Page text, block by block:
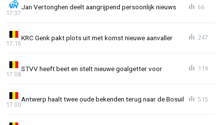
Jan Vertonghen deelt aangrijpend persoonlijk nieuws
17:37
66
KRC Genk pakt plots uit met komst nieuwe aanvaller
17:16
247
STVV heeft beet en stelt nieuwe goalgetter voor
17:08
119
Antwerp haalt twee oude bekenden terug naar de Bosuil
17:00
515